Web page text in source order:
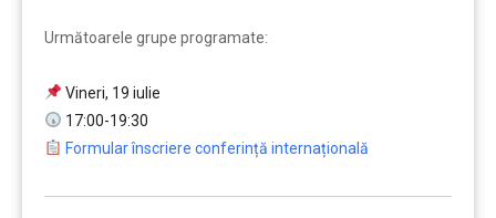
Următoarele grupe programate:
Vineri, 19 iulie
17:00-19:30
Formular înscriere conferință internațională